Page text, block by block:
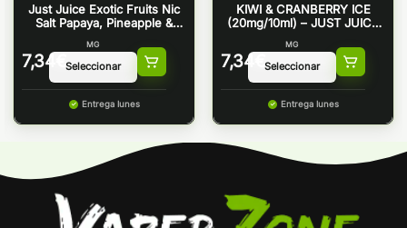
Just Juice Exotic Fruits Nic
Salt Papaya, Pineapple &
7,34 €
MG
Entrega lunes
KIWI & CRANBERRY ICE
(20mg/10ml) – JUST JUICE
7,34 €
MG
Entrega lunes